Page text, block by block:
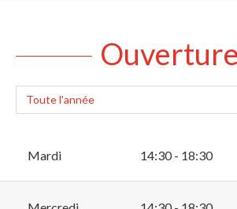
Mardi 14:30 - 18:30